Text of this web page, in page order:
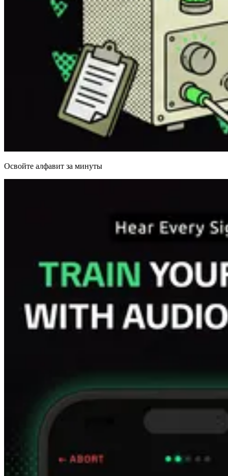
Освойте алфавит за минуты